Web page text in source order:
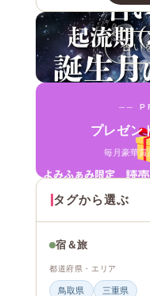
占い
──
プレゼン
毎月豪華賞
タグから選ぶ
宿＆旅
都道府県・エリア
鳥取県 三重県